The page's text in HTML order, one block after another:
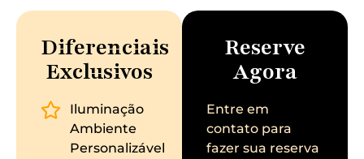
Diferenciais
Exclusivos
Iluminação
Ambiente
Personalizável
Reserve
Agora
Entre em
contato para
fazer sua reserva